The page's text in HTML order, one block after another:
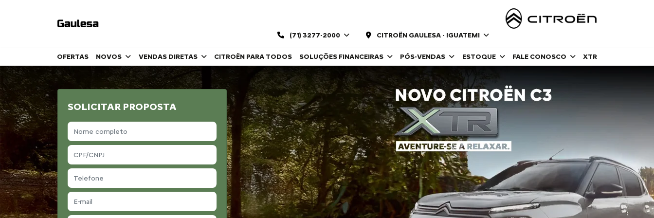
(71) 3277-2000 CITROËN GAULESA - IGUATEMI
OFERTAS NOVOS VENDAS DIRETAS CITROËN PARA TODOS SOLUÇÕES FINANCEIRAS PÓS-VENDAS ESTOQUE FALE CONOSCO XTR
SOLICITAR PROPOSTA